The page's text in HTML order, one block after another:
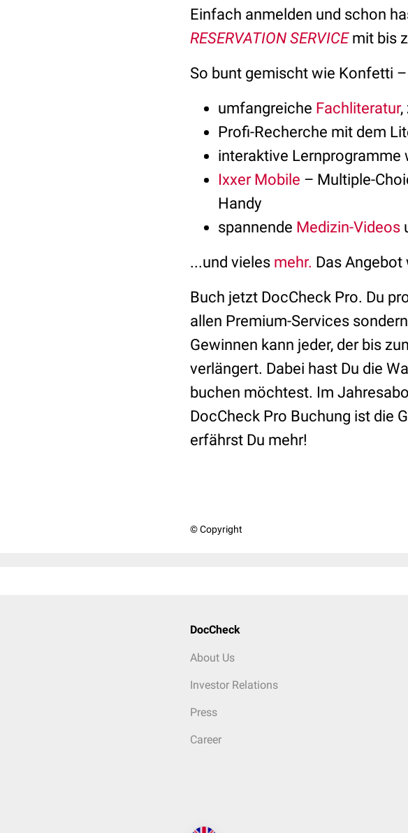
Einfach anmelden und schon
RESERVATION SERVICEmit bis
So bunt gemischt wie Konfetti
umfangreiche Fachliteratur,
Profi-Recherche mit dem
interaktive Lernprogramme
Ixxer Mobile – Multiple-
Handy
spannende Medizin-Videos
...und vieles mehr. Das
Buch jetzt DocCheck Pro. Du
allen Premium-Services
Gewinnen kann jeder, der bis
verlängert. Dabei hast Du die
buchen möchtest. Im
DocCheck Pro Buchung ist die
erfährst Du mehr!
© Copyright
DocCheck
About Us
Investor Relations
Press
Career